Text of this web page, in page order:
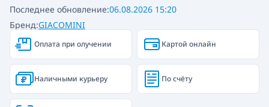
Бренд:GIACOMINI
Последнее обновление:06.08.2026 15:20
Оплата при олучении Картой онлайн
Наличными курьеру По счёту